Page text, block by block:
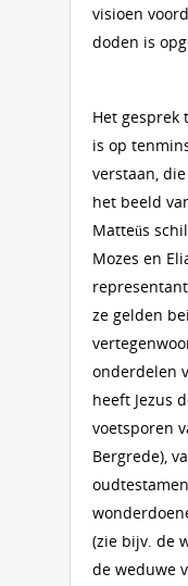
visioen
doden is
Het gesprek
is op
verstaan,
het beeld
Matteüs
Mozes en
ze gelden
onderdelen
heeft Jezus
voetsporen
Bergrede),
(zie bijv. de
de weduwe